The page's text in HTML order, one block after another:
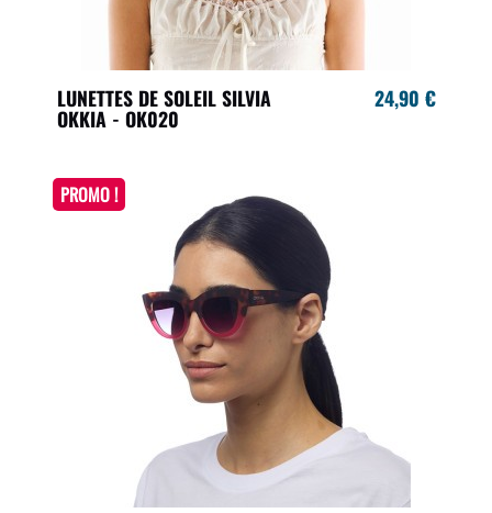
LUNETTES DE SOLEIL SILVIA
OKKIA - OK020
24,90 €
PROMO !